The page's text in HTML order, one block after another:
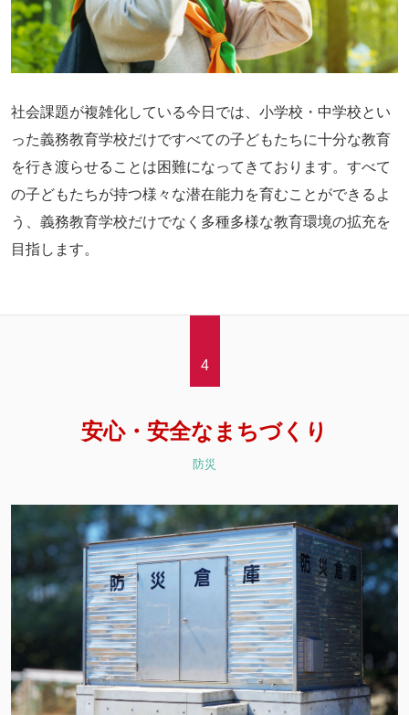
社会課題が複雑化している今日では、小学校・中学校とい
った義務教育学校だけですべての子どもたちに十分な教育
を行き渡らせることは困難になってきております。すべて
の子どもたちが持つ様々な潜在能力を育むことができるよ
う、義務教育学校だけでなく多種多様な教育環境の拡充を
目指します。
4
安心・安全なまちづくり
防災